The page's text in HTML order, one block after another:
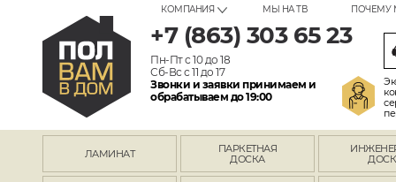
КОМПАНИЯ МЫ НА ТВ ПОЧЕМУ
+7 (863) 303 65 23
Пн-Пт с 10 до 18
Сб-Вс с 11 до 17
Звонки и заявки принимаем и
обрабатываем до 19:00
ЛАМИНАТ
ПАРКЕТНАЯ
ДОСКА